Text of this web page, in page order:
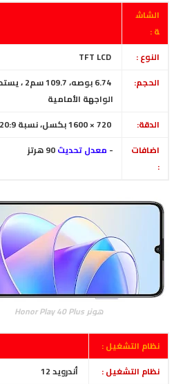
الشاش
ة :
النوع :
TFT LCD
الحجم:
6.74 بوصه، 109.7 سم2 ، يستحوذ على
الواجهة الأمامية
الدقة:
720 × 1600 بكسل، نسبة 20:9
اضافات
:
- معدل تحديث
هونر Honor Play 40 Plus
نظام التشغيل :
نظام التشغيل :
أندرويد 12